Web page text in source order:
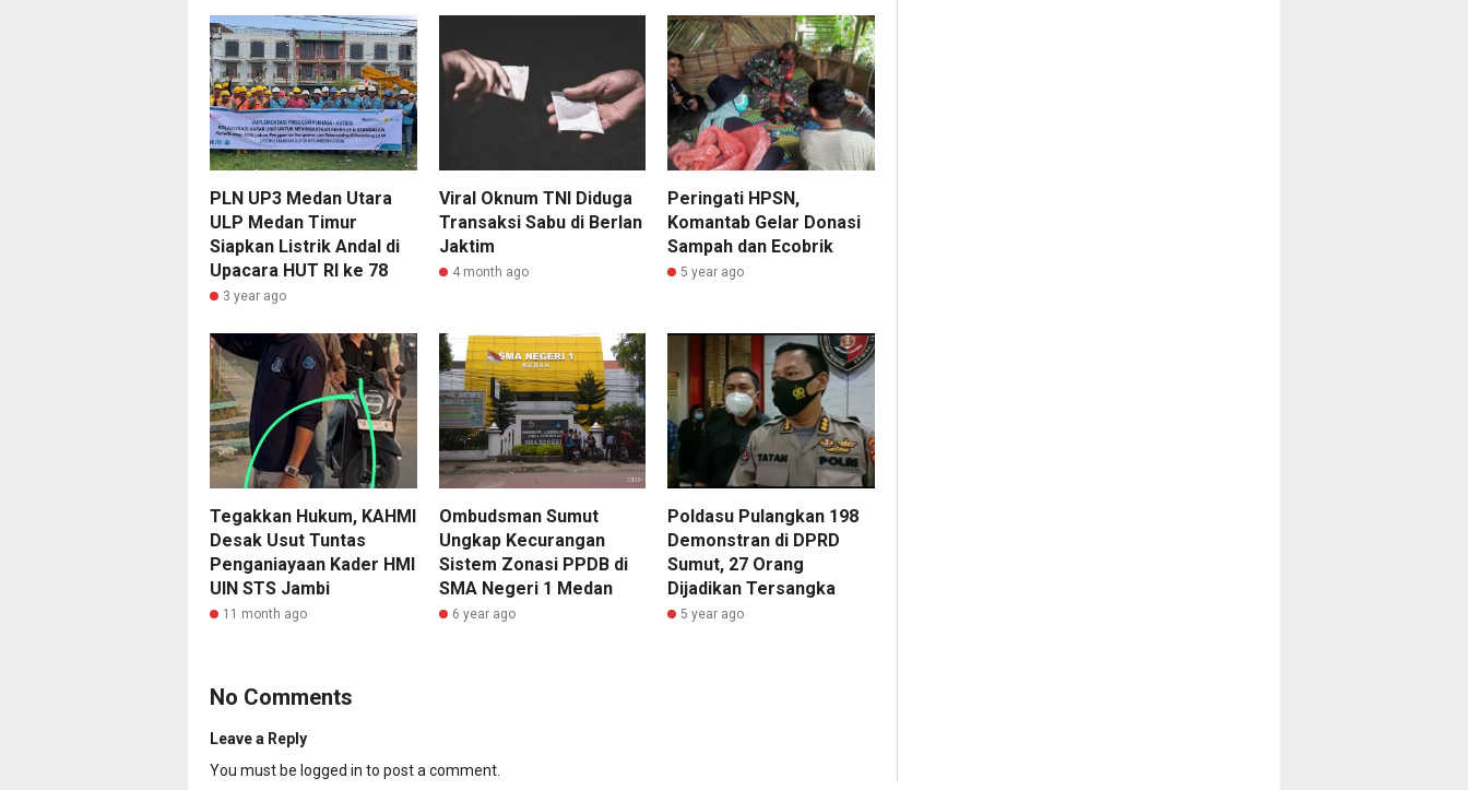
PLN UP3 Medan Utara
ULP Medan Timur
Siapkan Listrik Andal di
Upacara HUT RI ke 78
3 year ago
Viral Oknum TNI Diduga
Transaksi Sabu di Berlan
Jaktim
4 month ago
Peringati HPSN,
Komantab Gelar Donasi
Sampah dan Ecobrik
5 year ago
Tegakkan Hukum, KAHMI
Desak Usut Tuntas
Penganiayaan Kader HMI
UIN STS Jambi
11 month ago
Ombudsman Sumut
Ungkap Kecurangan
Sistem Zonasi PPDB di
SMA Negeri 1 Medan
6 year ago
Poldasu Pulangkan 198
Demonstran di DPRD
Sumut, 27 Orang
Dijadikan Tersangka
5 year ago
No Comments
Leave a Reply
You must be logged in to post a comment.